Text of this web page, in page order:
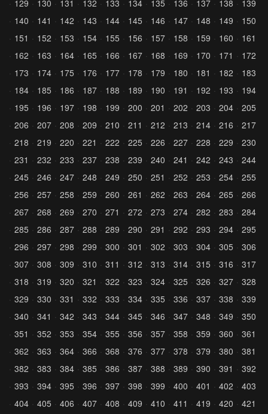
129
130 131 132 133 134 135 136 137 138
139
140
141 142 143 144 145 146 147 148 149
150
151
152 153 154 155 156 157 158 159 160
161
162
163 164 165 166 167 168 169 170 171
172
173
174 175 176 177 178 179 180 181 182
183
184
185 186 187 188 189 190 191 192 193
194
195
196 197 198 199 200 201 202 203 204
205
206
207 208 209 210 211 212 213 214 216
217
218
219 220 221 222 225 226 227 228 229
230
231
232 233 237 238 239 240 241 242 243
244
245
246 247 248 249 250 251 252 253 254
255
256
257 258 259 260 261 262 263 264 265
266
267
268 269 270 271 272 273 274 282 283
284
285
286 287 288 289 290 291 292 293 294
295
296
297 298 299 300 301 302 303 304 305
306
307
308 309 310 311 312 313 314 315 316
317
318
319 320 321 322 323 324 325 326 327
328
329
330 331 332 333 334 335 336 337 338
339
340
341 342 343 344 345 346 347 348 349
350
351
352 353 354 355 356 357 358 359 360
361
362
363 364 366 368 376 377 378 379 380
381
382
383 384 385 386 387 388 389 390 391
392
393
394 395 396 397 398 399 400 401 402
403
404
405 406 407 408 409 410 411 419 420
421